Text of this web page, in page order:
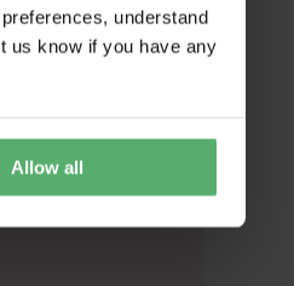
understand
us know if you have any
Allow all
und die